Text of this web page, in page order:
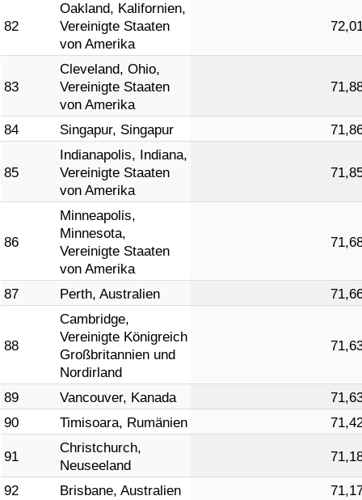
82
Oakland, Kalifornien,
Vereinigte Staaten
von Amerika
83
Cleveland, Ohio,
Vereinigte Staaten
von Amerika
84 Singapur, Singapur
85
Indianapolis, Indiana,
Vereinigte Staaten
von Amerika
86
Minneapolis,
Minnesota,
Vereinigte Staaten
von Amerika
87 Perth, Australien
88
Cambridge,
Vereinigte Königreich
Großbritannien und
Nordirland
89 Vancouver, Kanada
90
Timisoara, Rumänien
91
Christchurch,
Neuseeland
92 Brisbane, Australien